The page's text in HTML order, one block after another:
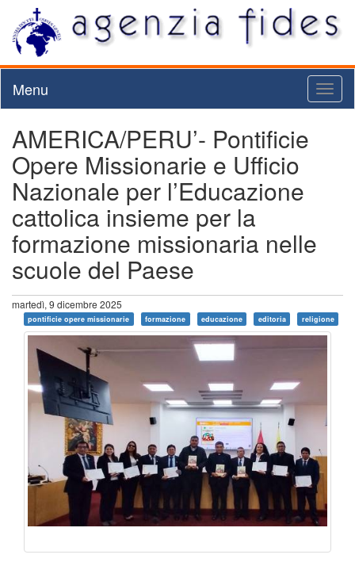
Menu
AMERICA/PERU’- Pontificie
Opere Missionarie e Ufficio
Nazionale per l’Educazione
cattolica insieme per la
formazione missionaria nelle
scuole del Paese
martedì, 9 dicembre 2025
pontificie opere missionarie formazione educazione editoria religione